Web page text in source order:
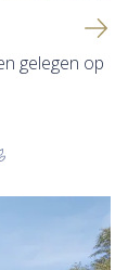
gelegen op